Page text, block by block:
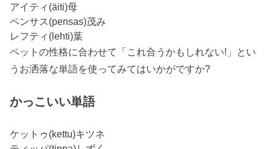
アイティ(äiti)母
ペンサス(pensas)茂み
レフティ(lehti)葉
ペットの性格に合わせて「これ合うかもしれない!」とい
うお洒落な単語を使ってみてはいかがですか?
かっこいい単語
ケットゥ(kettu)キツネ